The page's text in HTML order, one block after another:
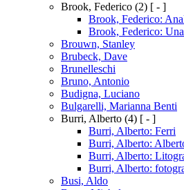
Brook, Federico (2) [ - ]
Brook, Federico:
Brook, Federico:
Brouwn, Stanley
Brubeck, Dave
Brunelleschi
Bruno, Antonio
Budigna, Luciano
Bulgarelli, Marianna Benti
Burri, Alberto (4) [ - ]
Burri, Alberto: Ferri
Burri, Alberto:
Burri, Alberto:
Burri, Alberto:
Busi, Aldo